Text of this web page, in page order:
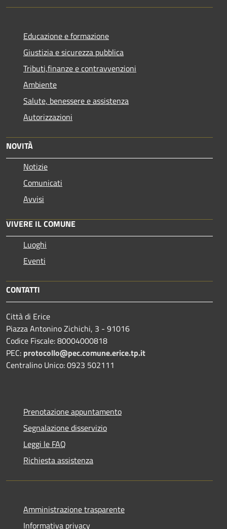
Educazione e formazione
Giustizia e sicurezza pubblica
Tributi,finanze e contravvenzioni
Ambiente
Salute, benessere e assistenza
Autorizzazioni
NOVITÀ
Notizie
Comunicati
Avvisi
VIVERE IL COMUNE
Luoghi
Eventi
CONTATTI
Città di Erice
Piazza Antonino Zichichi, 3 - 91016
Codice Fiscale: 80004000818
PEC: protocollo@pec.comune.erice.tp.it
Centralino Unico: 0923 502111
Prenotazione appuntamento
Segnalazione disservizio
Leggi le FAQ
Richiesta assistenza
Amministrazione trasparente
Informativa privacy